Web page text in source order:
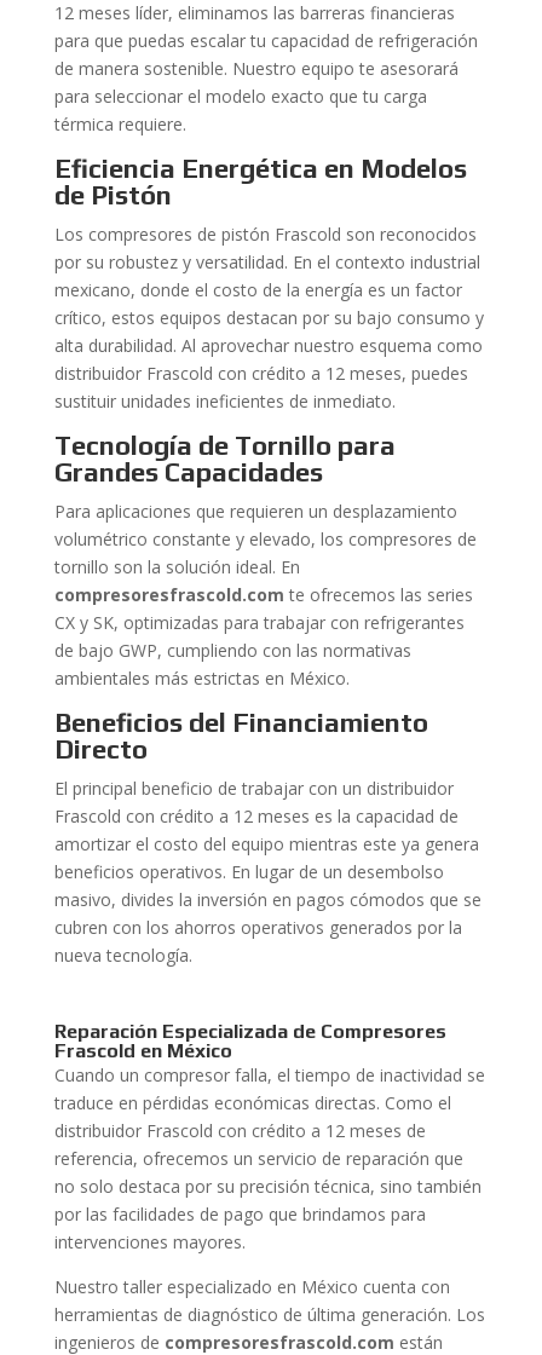
12 meses líder, eliminamos las barreras financieras
para que puedas escalar tu capacidad de refrigeración
de manera sostenible. Nuestro equipo te asesorará
para seleccionar el modelo exacto que tu carga
térmica requiere.
Eficiencia Energética en Modelos
de Pistón
Los compresores de pistón Frascold son reconocidos
por su robustez y versatilidad. En el contexto industrial
mexicano, donde el costo de la energía es un factor
crítico, estos equipos destacan por su bajo consumo y
alta durabilidad. Al aprovechar nuestro esquema como
distribuidor Frascold con crédito a 12 meses, puedes
sustituir unidades ineficientes de inmediato.
Tecnología de Tornillo para
Grandes Capacidades
Para aplicaciones que requieren un desplazamiento
volumétrico constante y elevado, los compresores de
tornillo son la solución ideal. En
compresoresfrascold.com te ofrecemos las series
CX y SK, optimizadas para trabajar con refrigerantes
de bajo GWP, cumpliendo con las normativas
ambientales más estrictas en México.
Beneficios del Financiamiento
Directo
El principal beneficio de trabajar con un distribuidor
Frascold con crédito a 12 meses es la capacidad de
amortizar el costo del equipo mientras este ya genera
beneficios operativos. En lugar de un desembolso
masivo, divides la inversión en pagos cómodos que se
cubren con los ahorros operativos generados por la
nueva tecnología.
Reparación Especializada de Compresores
Frascold en México
Cuando un compresor falla, el tiempo de inactividad se
traduce en pérdidas económicas directas. Como el
distribuidor Frascold con crédito a 12 meses de
referencia, ofrecemos un servicio de reparación que
no solo destaca por su precisión técnica, sino también
por las facilidades de pago que brindamos para
intervenciones mayores.
Nuestro taller especializado en México cuenta con
herramientas de diagnóstico de última generación. Los
ingenieros de compresoresfrascold.com están